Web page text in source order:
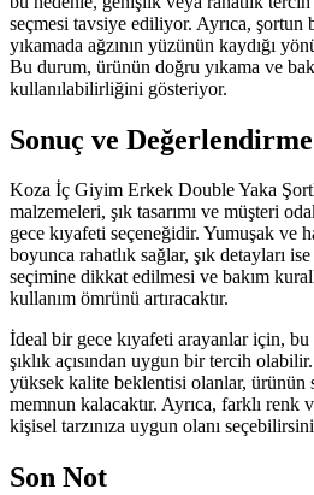
seçmesi tavsiye ediliyor. Ayrıca,
yıkamada ağzının yüzünün kaydığı
Bu durum, ürünün doğru yıkama ve
kullanılabilirliğini gösteriyor.
Sonuç ve Değerlendirme
Koza İç Giyim Erkek Double Yaka
malzemeleri, şık tasarımı ve müşteri
gece kıyafeti seçeneğidir. Yumuşak ve
boyunca rahatlık sağlar, şık detayları
seçimine dikkat edilmesi ve bakım
kullanım ömrünü artıracaktır.
İdeal bir gece kıyafeti arayanlar için,
şıklık açısından uygun bir tercih
yüksek kalite beklentisi olanlar, ürünün
memnun kalacaktır. Ayrıca, farklı renk
kişisel tarzınıza uygun olanı
Son Not